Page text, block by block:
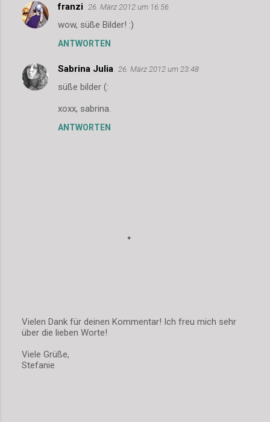
K
o
m
e
franzi 26. März 2012 um 16:56
wow, süße Bilder! :)
ANTWORTEN
Sabrina Julia 26. März 2012 um 23:48
süße bilder (:
xoxx, sabrina.
ANTWORTEN
K
m
m
Vielen Dank für deinen Kommentar! Ich freu mich sehr
über die lieben Worte!
Viele Grüße,
Stefanie